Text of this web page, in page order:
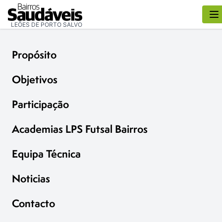
LEÕES DE PORTO SALVO
Propósito
Objetivos
Participação
Academias LPS Futsal Bairros
Equipa Técnica
Noticias
Contacto